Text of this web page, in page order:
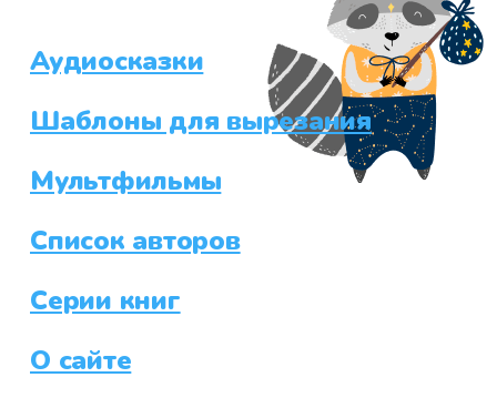
Аудиосказки
Шаблоны для вырезания
Мультфильмы
Список авторов
Серии книг
О сайте